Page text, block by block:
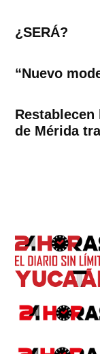
¿SERÁ?
“Nuevo
de Mérida